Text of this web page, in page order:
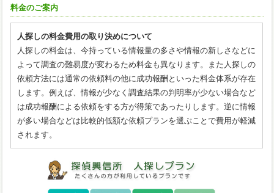
料金のご案内
人探しの料金費用の取り決めについて
人探しの料金は、今持っている情報量の多さや情報の新しさなどに
よって調査の難易度が変わるため料金も異なります。また人探しの
依頼方法には通常の依頼料の他に成功報酬といった料金体系が存在
します。例えば、情報が少なく調査結果の判明率が少ない場合など
は成功報酬による依頼をする方が得策であったりします。逆に情報
が多い場合などは比較的低額な依頼プランを選ぶことで費用が軽減
されます。